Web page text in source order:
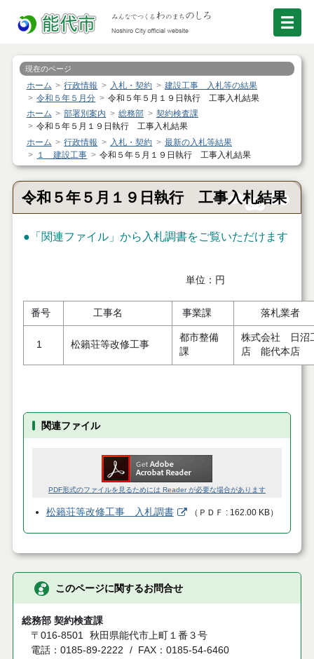
現在のページ
ホーム 行政情報 入札・契約
建設工事 入札等の結果
令和５年５月分
令和５年５月１９日執行 工事入札結果
ホーム
部署別案内 総務部
契約検査課
令和５年５月１９日執行 工事入札結果
ホーム
行政情報 入札・契約
最新の入札等結果
１ 建設工事
令和５年５月１９日執行 工事入札結果
令和５年５月１９日執行 工事入札結果
●「関連ファイル」から入札調書をご覧いただけます
単位：円
番号 工事名 事業課 落札業者
1 松籟荘等改修工事
都市整備
課
株式会社 日沼
店 能代本店
関連ファイル
PDF形式のファイルを見るためには Reader が必要な場合があります
松籟荘等改修工事 入札調書 （ ＰＤＦ 162.00 KB）
このページに関するお問合せ
総務部 契約検査課
〒016-8501 秋田県能代市上町１番３号
電話：0185-89-2222
FAX：0185-54-6460